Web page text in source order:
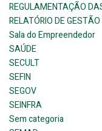
REGULAMENTAÇÃO
RELATÓRIO DE
Sala do Empreendedor
SAÚDE
SECULT
SEFIN
SEGOV
SEINFRA
Sem categoria